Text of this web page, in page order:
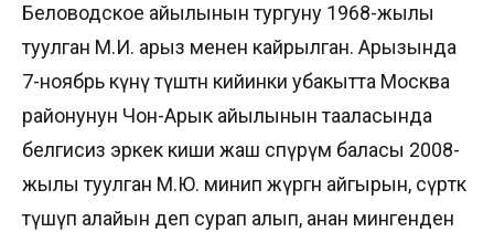
Беловодское айылынын тургуну 1968-жылы
туулган М.И. арыз менен кайрылган. Арызында
7-ноябрь күнү түштөн кийинки убакытта Москва
районунун Чон-Арык айылынын тааласында
белгисиз эркек киши жаш өспүрүм баласы 2008-
жылы туулган М.Ю. минип жүргөн айгырын, сүрөткө
түшүп алайын деп сурап алып, анан мингенден